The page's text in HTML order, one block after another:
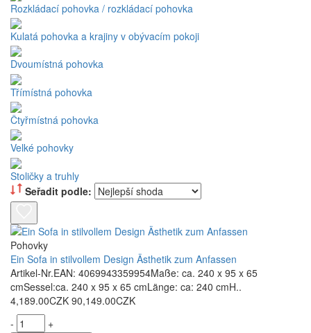
Rozkládací pohovka / rozkládací pohovka
Kulatá pohovka a krajiny v obývacím pokoji
Dvoumístná pohovka
Třímístná pohovka
Čtyřmístná pohovka
Velké pohovky
Stoličky a truhly
Seřadit podle:
Pohovky
Ein Sofa in stilvollem Design Ästhetik zum Anfassen
Artikel-Nr.EAN: 4069943359954Maße: ca. 240 x 95 x 65
cmSessel:ca. 240 x 95 x 65 cmLänge: ca: 240 cmH..
4,189.00CZK 90,149.00CZK
-
+